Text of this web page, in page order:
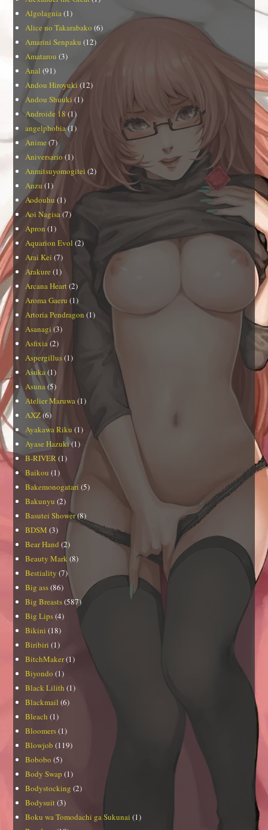
Algolagnia(1)
Alice no Takarabako (6)
Amarini Senpaku (12)
Amatarou (3)
Anal (91)
Andou Hiroyuki (12)
Andou Shuuki (1)
Androide 18 (1)
angelphobia(1)
Anime (7)
Aniversario (1)
Anmitsuyomogitei (2)
Anzu (1)
Aodouhu(1)
Aoi Nagisa(7)
Apron (1)
Aquarion Evol (2)
Arai Kei (7)
Arakure (1)
Arcana Heart (2)
Aroma Gaeru (1)
Artoria Pendragon (1)
Asanagi (3)
Asfixia(2)
Aspergillus(1)
Asuka(1)
Asuna(5)
Atelier Maruwa(1)
AXZ(6)
Ayakawa Riku (1)
Ayase Hazuki(1)
B-RIVER(1)
Baikou (1)
Bakemonogatari (5)
Bakunyu (2)
Basutei Shower(8)
BDSM (3)
Bear Hand (2)
Beauty Mark (8)
Bestiality (7)
Big ass(86)
Big Breasts(587)
Big Lips(4)
Bikini (18)
Biribiri (1)
BitchMaker(1)
Biyondo (1)
Black Lilith (1)
Blackmail (6)
Bleach (1)
Bloomers(1)
Blowjob (119)
Bobobo (5)
Body Swap (1)
Bodystocking (2)
Bodysuit (3)
Boku wa Tomodachi ga Sukunai (1)